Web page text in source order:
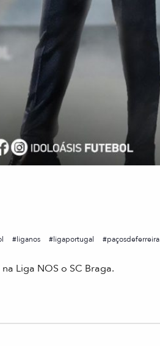
liganos ligaportugal paçosdeferreira
Liga NOS o SC Braga.